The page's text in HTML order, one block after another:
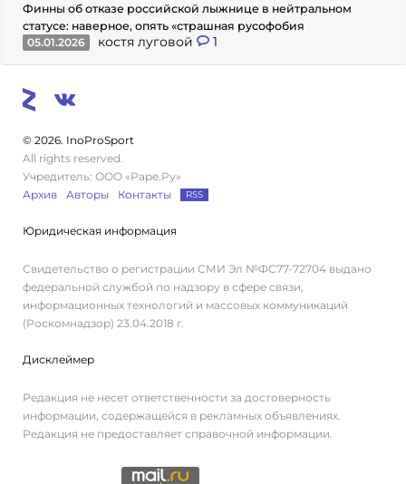
Финны об отказе российской лыжнице в нейтральном
статусе: наверное, опять «страшная русофобия
05.01.2026
костя луговой 1
© 2026. InoProSport
All rights reserved.
Учредитель: ООО «Раре.Ру»
Архив
Авторы Контакты RSS
Юридическая информация
Свидетельство о регистрации СМИ Эл №ФС77-72704 выдано
федеральной службой по надзору в сфере связи,
информационных технологий и массовых коммуникаций
(Роскомнадзор) 23.04.2018 г.
Дисклеймер
Редакция не несет ответственности за достоверность
информации, содержащейся в рекламных объявлениях.
Редакция не предоставляет справочной информации.